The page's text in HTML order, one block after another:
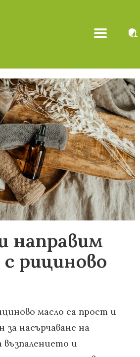
направим
рициново
масло са прост и
за насърчаване на
възпалението и